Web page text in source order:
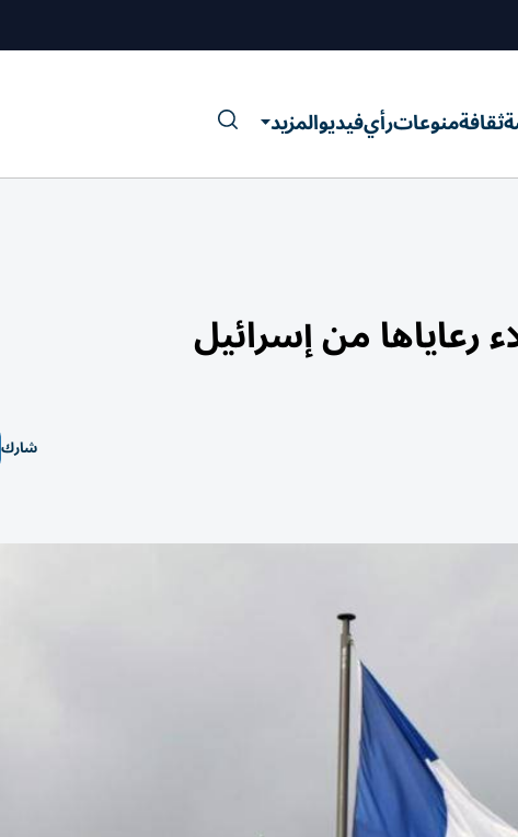
ثقافةمنوعاترأيفيديوالمزيد
رعاياها من إسرائيل
شارك